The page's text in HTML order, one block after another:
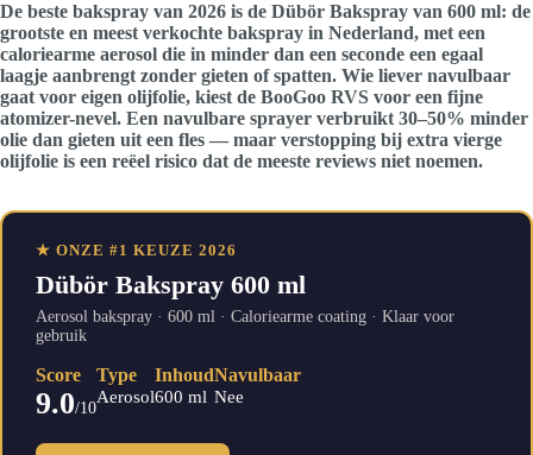
De beste bakspray van 2026 is de Dübör Bakspray van 600 ml: de
grootste en meest verkochte bakspray in Nederland, met een
caloriearme aerosol die in minder dan een seconde een egaal
laagje aanbrengt zonder gieten of spatten. Wie liever navulbaar
gaat voor eigen olijfolie, kiest de BooGoo RVS voor een fijne
atomizer-nevel. Een navulbare sprayer verbruikt 30–50% minder
olie dan gieten uit een fles — maar verstopping bij extra vierge
olijfolie is een reëel risico dat de meeste reviews niet noemen.
★ ONZE #1 KEUZE 2026
Dübör Bakspray 600 ml
Aerosol bakspray · 600 ml · Caloriearme coating · Klaar voor
gebruik
Score
9.0/10
Type
Aerosol
Inhoud
600 ml
Navulbaar
Nee